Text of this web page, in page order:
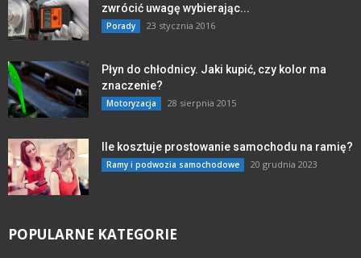
zwrócić uwagę wybierając...
Porady 23 stycznia 2016
Płyn do chłodnicy. Jaki kupić, czy kolor ma
znaczenie?
Motoryzacja 28 sierpnia 2015
Ile kosztuje prostowanie samochodu na ramię?
Ramy i podwozia samochodowe 20 grudnia 2023
POPULARNE KATEGORIE